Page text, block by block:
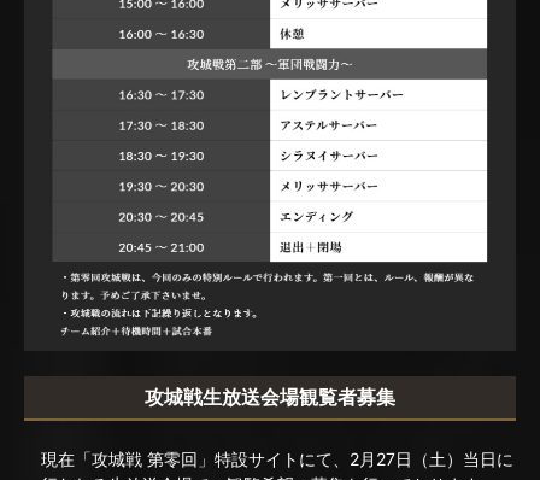
攻城戦生放送会場観覧者募集
現在「攻城戦 第零回」特設サイトにて、2月27日（土）当日に